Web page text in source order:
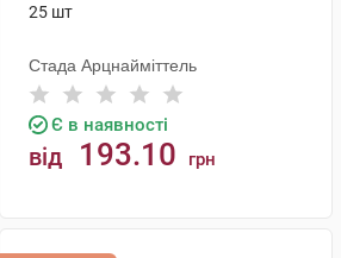
25 шт
Стада Арцнайміттель
Є в наявності
від 193.10 грн